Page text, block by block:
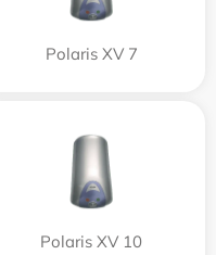
Polaris XV 7
Polaris XV 10